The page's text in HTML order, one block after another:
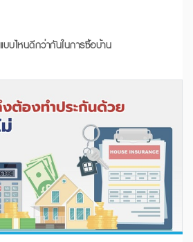
ผ่อนไปเรื่อย ๆ กับรีบโปะ แบบไหนดีกว่ากันในการซื้อบ้าน